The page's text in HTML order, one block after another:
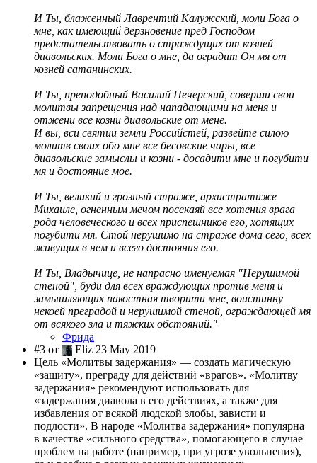
И Ты, блаженный Лаврентий Калужский, моли Бога о
мне, как имеющий дерзновение пред Господом
предстательствовать о страждущих от козней
диавольских. Моли Бога о мне, да оградит Он мя от
козней сатанинских.
И Ты, преподобный Василий Печерский, соверши свои
молитвы запрещения над нападающими на меня и
отжени все козни диавольские от мене.
И вы, вси святии земли Российстей, развейте силою
молитв своих обо мне все бесовские чары, все
диавольские замыслы и козни - досадити мне и погубити
мя и достояние мое.
И Ты, великий и грозный страже, архистратиже
Михаиле, огненным мечом посекаяй все хотения врага
рода человеческого и всех приспешников его, хотящих
погубити мя. Стой нерушимо на страже дома сего, всех
живущих в нем и всего достояния его.
И Ты, Владычице, не напрасно именуемая "Нерушимой
стеной", буди для всех враждующих против меня и
замышляющих пакостная творити мне, воистинну
некоей преградой и нерушимой стеной, ограждающей мя
от всякого зла и тяжких обстояний."
Фрида
#3 от
Eliz 23 May 2019
Цель «Молитвы задержания» — создать магическую
«защиту», преграду для действий «врагов». «Молитву
задержания» рекомендуют использовать для
«задержания диавола в его действиях, а также для
избавления от всякой людской злобы, зависти и
подлости». В народе «Молитва задержания» популярна
в качестве «сильного средства», помогающего в случае
проблем на работе (например, при угрозе увольнения),